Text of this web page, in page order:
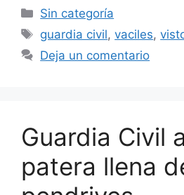
Categorías
Sin categoría
Etiquetas
guardia civil,vaciles,
Deja un comentario
Guardia Civil
patera llena